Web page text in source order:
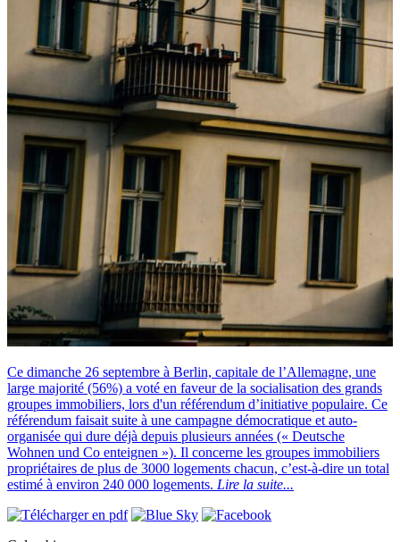
Ce dimanche 26 septembre à Berlin, capitale de l’Allemagne, une
large majorité (56%) a voté en faveur de la socialisation des grands
groupes immobiliers, lors d'un référendum d’initiative populaire. Ce
référendum faisait suite à une campagne démocratique et auto-
organisée qui dure déjà depuis plusieurs années (« Deutsche
Wohnen und Co enteignen »). Il concerne les groupes immobiliers
propriétaires de plus de 3000 logements chacun, c’est-à-dire un total
estimé à environ 240 000 logements. Lire la suite...